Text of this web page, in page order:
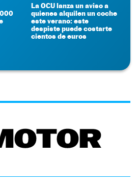
La OCU lanza un aviso a
quienes alquilen un coche
este verano: este
despiste puede costarte
cientos de euros